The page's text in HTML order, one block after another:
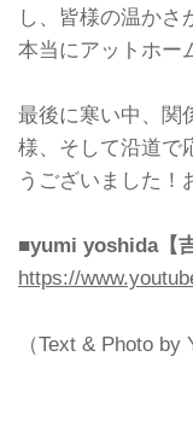
し、皆様の温かさ
本当にアットホー
最後に寒い中、関
様、そして沿道で
うございました！
■yumi yoshida【
https://
（Text & Photo by